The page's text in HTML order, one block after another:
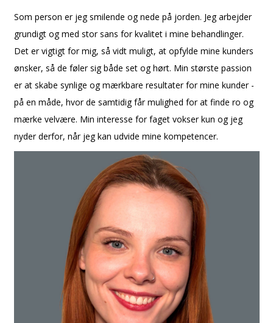
Som person er jeg smilende og nede på jorden. Jeg arbejder
grundigt og med stor sans for kvalitet i mine behandlinger.
Det er vigtigt for mig, så vidt muligt, at opfylde mine kunders
ønsker, så de føler sig både set og hørt. Min største passion
er at skabe synlige og mærkbare resultater for mine kunder -
på en måde, hvor de samtidig får mulighed for at finde ro og
mærke velvære. Min interesse for faget vokser kun og jeg
nyder derfor, når jeg kan udvide mine kompetencer.